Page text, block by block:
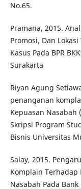
No.65.
Pramana, 2015.
Promosi, Dan
Kasus Pada BPR
Surakarta
Riyan Agung
penanganan
Kepuasan Nasabah
Skripsi Program
Bisnis Universitas
Salay, 2015.
Komplain Terhadap
Nasabah Pada